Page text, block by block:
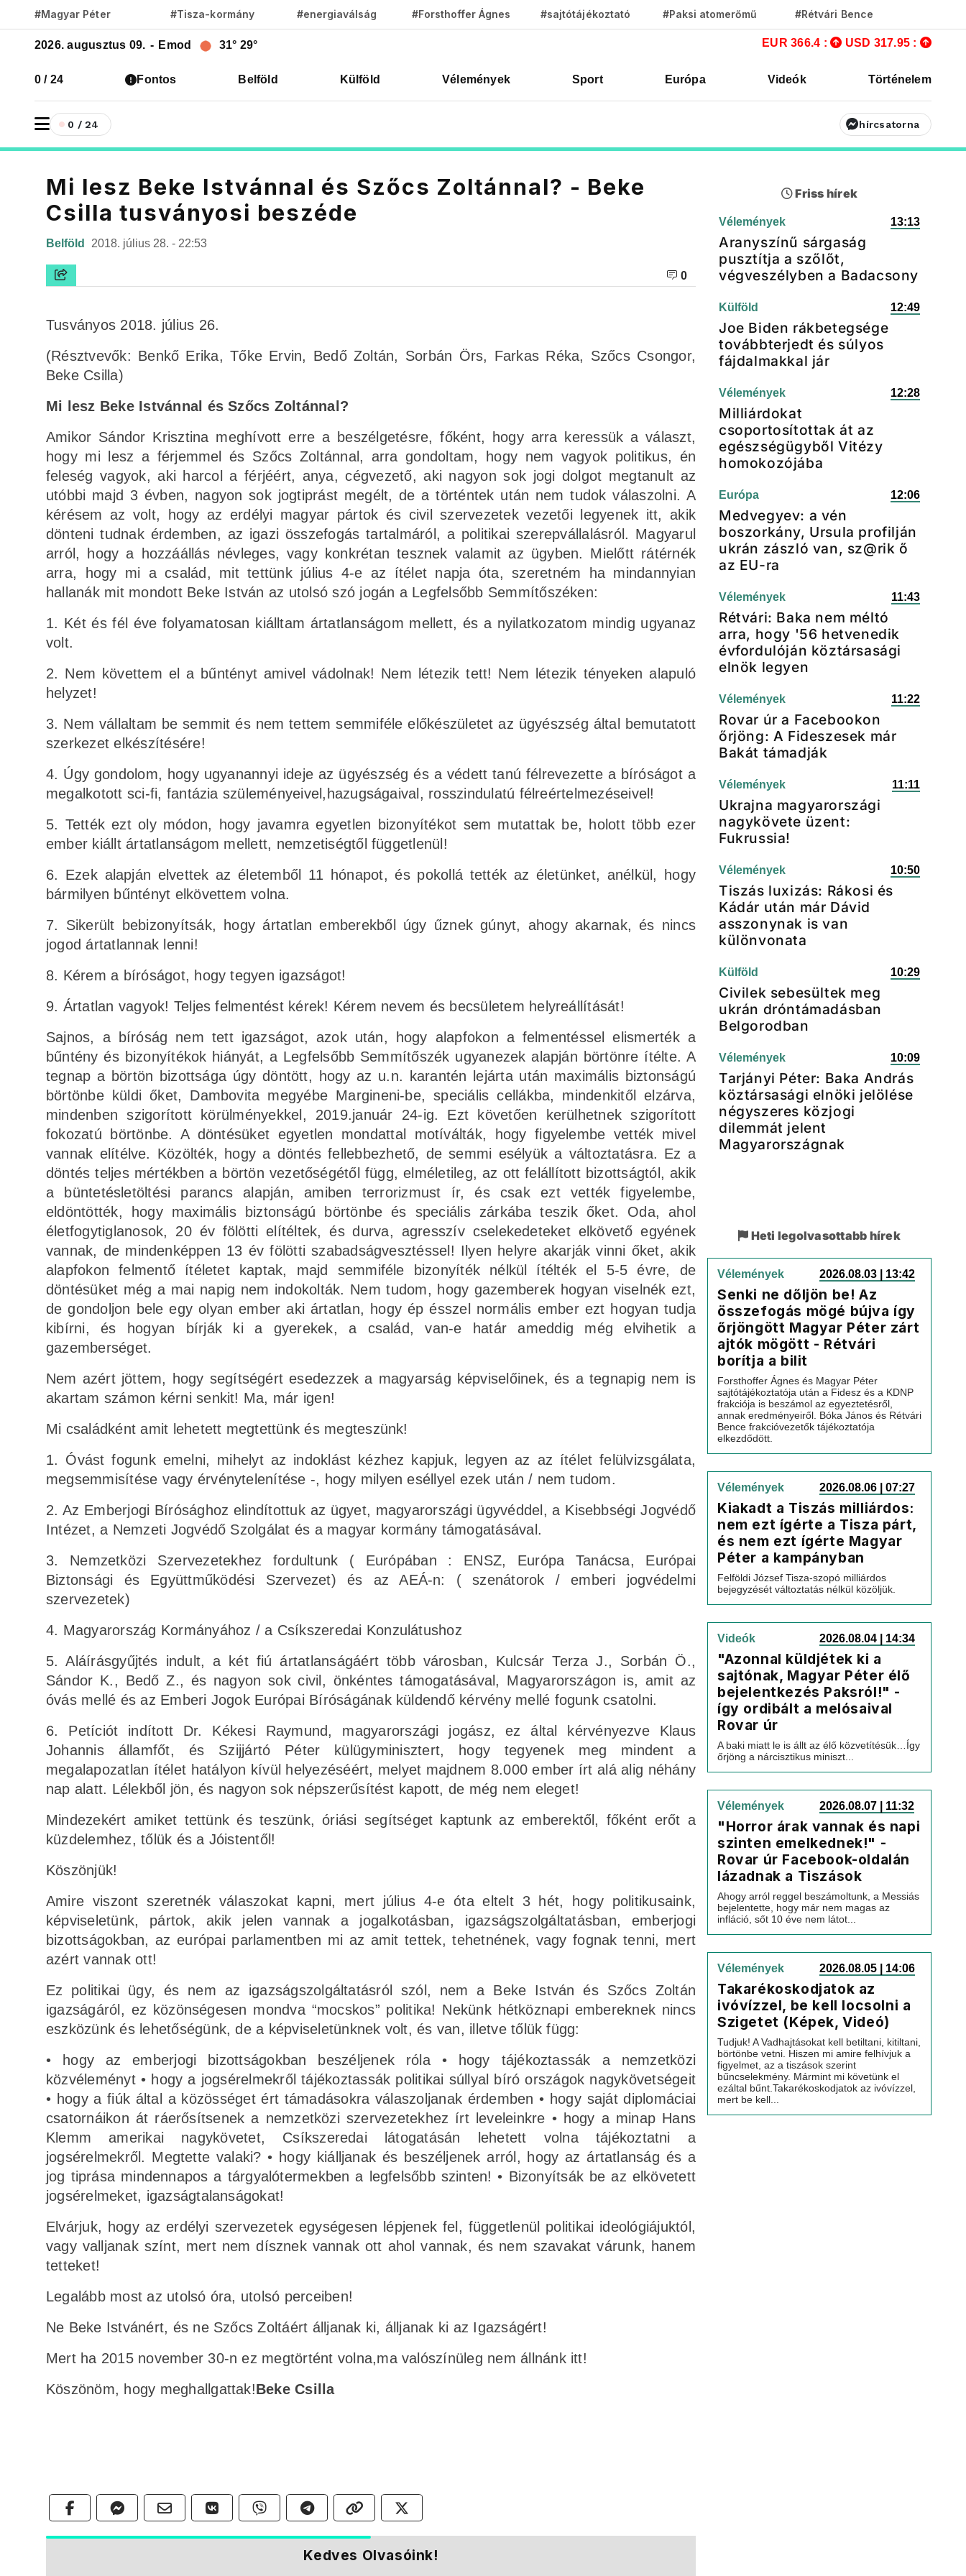
#Magyar Péter #Tisza-kormány #energiaválság #Forsthoffer Ágnes #sajtótájékoztató #Paksi atomerőmű #Rétvári Bence
2026. augusztus 09. - Emod 31° 29° EUR 366.4 : USD 317.95 :
0 / 24 Fontos Belföld Külföld Vélemények Sport Európa Videók Történelem
0 / 24 hírcsatorna
Mi lesz Beke Istvánnal és Szőcs Zoltánnal? - Beke
Csilla tusványosi beszéde
Belföld 2018. július 28. - 22:53
0
Tusványos 2018. július 26.
(Résztvevők: Benkő Erika, Tőke Ervin, Bedő Zoltán, Sorbán Örs, Farkas Réka, Szőcs Csongor,
Beke Csilla)
Mi lesz Beke Istvánnal és Szőcs Zoltánnal?
Amikor Sándor Krisztina meghívott erre a beszélgetésre, főként, hogy arra keressük a választ,
hogy mi lesz a férjemmel és Szőcs Zoltánnal, arra gondoltam, hogy nem vagyok politikus, én
feleség vagyok, aki harcol a férjéért, anya, cégvezető, aki nagyon sok jogi dolgot megtanult az
utóbbi majd 3 évben, nagyon sok jogtiprást megélt, de a történtek után nem tudok válaszolni. A
kérésem az volt, hogy az erdélyi magyar pártok és civil szervezetek vezetői legyenek itt, akik
dönteni tudnak érdemben, az igazi összefogás tartalmáról, a politikai szerepvállalásról. Magyarul
arról, hogy a hozzáállás névleges, vagy konkrétan tesznek valamit az ügyben. Mielőtt rátérnék
arra, hogy mi a család, mit tettünk július 4-e az ítélet napja óta, szeretném ha mindannyian
hallanák mit mondott Beke István az utolsó szó jogán a Legfelsőbb Semmítőszéken:
1. Két és fél éve folyamatosan kiálltam ártatlanságom mellett, és a nyilatkozatom mindig ugyanaz
volt.
2. Nem követtem el a bűntényt amivel vádolnak! Nem létezik tett! Nem létezik tényeken alapuló
helyzet!
3. Nem vállaltam be semmit és nem tettem semmiféle előkészületet az ügyészség által bemutatott
szerkezet elkészítésére!
4. Úgy gondolom, hogy ugyanannyi ideje az ügyészség és a védett tanú félrevezette a bíróságot a
megalkotott sci-fi, fantázia szüleményeivel,hazugságaival, rosszindulatú félreértelmezéseivel!
5. Tették ezt oly módon, hogy javamra egyetlen bizonyítékot sem mutattak be, holott több ezer
ember kiállt ártatlanságom mellett, nemzetiségtől függetlenül!
6. Ezek alapján elvettek az életemből 11 hónapot, és pokollá tették az életünket, anélkül, hogy
bármilyen bűntényt elkövettem volna.
7. Sikerült bebizonyítsák, hogy ártatlan emberekből úgy űznek gúnyt, ahogy akarnak, és nincs
jogod ártatlannak lenni!
8. Kérem a bíróságot, hogy tegyen igazságot!
9. Ártatlan vagyok! Teljes felmentést kérek! Kérem nevem és becsületem helyreállítását!
Sajnos, a bíróság nem tett igazságot, azok után, hogy alapfokon a felmentéssel elismerték a
bűntény és bizonyítékok hiányát, a Legfelsőbb Semmítőszék ugyanezek alapján börtönre ítélte. A
tegnap a börtön bizottsága úgy döntött, hogy az u.n. karantén lejárta után maximális biztonságú
börtönbe küldi őket, Dambovita megyébe Margineni-be, speciális cellákba, mindenkitől elzárva,
mindenben szigorított körülményekkel, 2019.január 24-ig. Ezt követően kerülhetnek szigorított
fokozatú börtönbe. A döntésüket egyetlen mondattal motíválták, hogy figyelembe vették mivel
vannak elítélve. Közölték, hogy a döntés fellebbezhető, de semmi esélyük a változtatásra. Ez a
döntés teljes mértékben a börtön vezetőségétől függ, elméletileg, az ott felállított bizottságtól, akik
a büntetésletöltési parancs alapján, amiben terrorizmust ír, és csak ezt vették figyelembe,
eldöntötték, hogy maximális biztonságú börtönbe és speciális zárkába teszik őket. Oda, ahol
életfogytiglanosok, 20 év fölötti elítéltek, és durva, agresszív cselekedeteket elkövető egyének
vannak, de mindenképpen 13 év fölötti szabadságvesztéssel! Ilyen helyre akarják vinni őket, akik
alapfokon felmentő ítéletet kaptak, majd semmiféle bizonyíték nélkül ítélték el 5-5 évre, de
döntésüket még a mai napig nem indokolták. Nem tudom, hogy gazemberek hogyan viselnék ezt,
de gondoljon bele egy olyan ember aki ártatlan, hogy ép ésszel normális ember ezt hogyan tudja
kibírni, és hogyan bírják ki a gyerekek, a család, van-e határ ameddig még elvihetik a
gazemberséget.
Nem azért jöttem, hogy segítségért esedezzek a magyarság képviselőinek, és a tegnapig nem is
akartam számon kérni senkit! Ma, már igen!
Mi családként amit lehetett megtettünk és megteszünk!
1. Óvást fogunk emelni, mihelyt az indoklást kézhez kapjuk, legyen az az ítélet felülvizsgálata,
megsemmisítése vagy érvénytelenítése -, hogy milyen eséllyel ezek után / nem tudom.
2. Az Emberjogi Bírósághoz elindítottuk az ügyet, magyarországi ügyvéddel, a Kisebbségi Jogvédő
Intézet, a Nemzeti Jogvédő Szolgálat és a magyar kormány támogatásával.
3. Nemzetközi Szervezetekhez fordultunk ( Európában : ENSZ, Európa Tanácsa, Európai
Biztonsági és Együttműködési Szervezet) és az AEÁ-n: ( szenátorok / emberi jogvédelmi
szervezetek)
4. Magyarország Kormányához / a Csíkszeredai Konzulátushoz
5. Aláírásgyűjtés indult, a két fiú ártatlanságáért több városban, Kulcsár Terza J., Sorbán Ö.,
Sándor K., Bedő Z., és nagyon sok civil, önkéntes támogatásával, Magyarországon is, amit az
óvás mellé és az Emberi Jogok Európai Bíróságának küldendő kérvény mellé fogunk csatolni.
6. Petíciót indított Dr. Kékesi Raymund, magyarországi jogász, ez által kérvényezve Klaus
Johannis államfőt, és Szijjártó Péter külügyminisztert, hogy tegyenek meg mindent a
megalapozatlan ítélet hatályon kívül helyezéséért, melyet majdnem 8.000 ember írt alá alig néhány
nap alatt. Lélekből jön, és nagyon sok népszerűsítést kapott, de még nem eleget!
Mindezekért amiket tettünk és teszünk, óriási segítséget kaptunk az emberektől, főként erőt a
küzdelemhez, tőlük és a Jóistentől!
Köszönjük!
Amire viszont szeretnék válaszokat kapni, mert július 4-e óta eltelt 3 hét, hogy politikusaink,
képviseletünk, pártok, akik jelen vannak a jogalkotásban, igazságszolgáltatásban, emberjogi
bizottságokban, az európai parlamentben mi az amit tettek, tehetnének, vagy fognak tenni, mert
azért vannak ott!
Ez politikai ügy, és nem az igazságszolgáltatásról szól, nem a Beke István és Szőcs Zoltán
igazságáról, ez közönségesen mondva “mocskos” politika! Nekünk hétköznapi embereknek nincs
eszközünk és lehetőségünk, de a képviseletünknek volt, és van, illetve tőlük függ:
• hogy az emberjogi bizottságokban beszéljenek róla • hogy tájékoztassák a nemzetközi
közvéleményt • hogy a jogsérelmekről tájékoztassák politikai súllyal bíró országok nagykövetségeit
• hogy a fiúk által a közösséget ért támadásokra válaszoljanak érdemben • hogy saját diplomáciai
csatornáikon át ráerősítsenek a nemzetközi szervezetekhez írt leveleinkre • hogy a minap Hans
Klemm amerikai nagykövetet, Csíkszeredai látogatásán lehetett volna tájékoztatni a
jogsérelmekről. Megtette valaki? • hogy kiálljanak és beszéljenek arról, hogy az ártatlanság és a
jog tiprása mindennapos a tárgyalótermekben a legfelsőbb szinten! • Bizonyítsák be az elkövetett
jogsérelmeket, igazságtalanságokat!
Elvárjuk, hogy az erdélyi szervezetek egységesen lépjenek fel, függetlenül politikai ideológiájuktól,
vagy valljanak színt, mert nem dísznek vannak ott ahol vannak, és nem szavakat várunk, hanem
tetteket!
Legalább most az utolsó óra, utolsó perceiben!
Ne Beke Istvánért, és ne Szőcs Zoltáért álljanak ki, álljanak ki az Igazságért!
Mert ha 2015 november 30-n ez megtörtént volna,ma valószínüleg nem állnánk itt!
Köszönöm, hogy meghallgattak!Beke Csilla
Kedves Olvasóink!
Friss hírek
Vélemények 13:13
Aranyszínű sárgaság
pusztítja a szőlőt,
végveszélyben a Badacsony
Külföld 12:49
Joe Biden rákbetegsége
továbbterjedt és súlyos
fájdalmakkal jár
Vélemények 12:28
Milliárdokat
csoportosítottak át az
egészségügyből Vitézy
homokozójába
Európa 12:06
Medvegyev: a vén
boszorkány, Ursula profilján
ukrán zászló van, sz@rik ő
az EU-ra
Vélemények 11:43
Rétvári: Baka nem méltó
arra, hogy '56 hetvenedik
évfordulóján köztársasági
elnök legyen
Vélemények 11:22
Rovar úr a Facebookon
őrjöng: A Fideszesek már
Bakát támadják
Vélemények 11:11
Ukrajna magyarországi
nagykövete üzent:
Fukrussia!
Vélemények 10:50
Tiszás luxizás: Rákosi és
Kádár után már Dávid
asszonynak is van
különvonata
Külföld 10:29
Civilek sebesültek meg
ukrán dróntámadásban
Belgorodban
Vélemények 10:09
Tarjányi Péter: Baka András
köztársasági elnöki jelölése
négyszeres közjogi
dilemmát jelent
Magyarországnak
Heti legolvasottabb hírek
Vélemények 2026.08.03 | 13:42
Senki ne dőljön be! Az
összefogás mögé bújva így
őrjöngött Magyar Péter zárt
ajtók mögött - Rétvári
borítja a bilit
Forsthoffer Ágnes és Magyar Péter
sajtótájékoztatója után a Fidesz és a KDNP
frakciója is beszámol az egyeztetésről,
annak eredményeiről. Bóka János és Rétvári
Bence frakcióvezetők tájékoztatója
elkezdődött.
Vélemények 2026.08.06 | 07:27
Kiakadt a Tiszás milliárdos:
nem ezt ígérte a Tisza párt,
és nem ezt ígérte Magyar
Péter a kampányban
Felföldi József Tisza-szopó milliárdos
bejegyzését változtatás nélkül közöljük.
Videók 2026.08.04 | 14:34
"Azonnal küldjétek ki a
sajtónak, Magyar Péter élő
bejelentkezés Paksról!" -
így ordibált a melósaival
Rovar úr
A baki miatt le is állt az élő közvetítésük…Így
őrjöng a nárcisztikus miniszt...
Vélemények 2026.08.07 | 11:32
"Horror árak vannak és napi
szinten emelkednek!" -
Rovar úr Facebook-oldalán
lázadnak a Tiszások
Ahogy arról reggel beszámoltunk, a Messiás
bejelentette, hogy már nem magas az
infláció, sőt 10 éve nem látot...
Vélemények 2026.08.05 | 14:06
Takarékoskodjatok az
ivóvízzel, be kell locsolni a
Szigetet (Képek, Videó)
Tudjuk! A Vadhajtásokat kell betiltani, kitiltani,
börtönbe vetni. Hiszen mi amire felhívjuk a
figyelmet, az a tiszások szerint
bűncselekmény. Mármint mi követünk el
ezáltal bűnt.Takarékoskodjatok az ivóvízzel,
mert be kell...